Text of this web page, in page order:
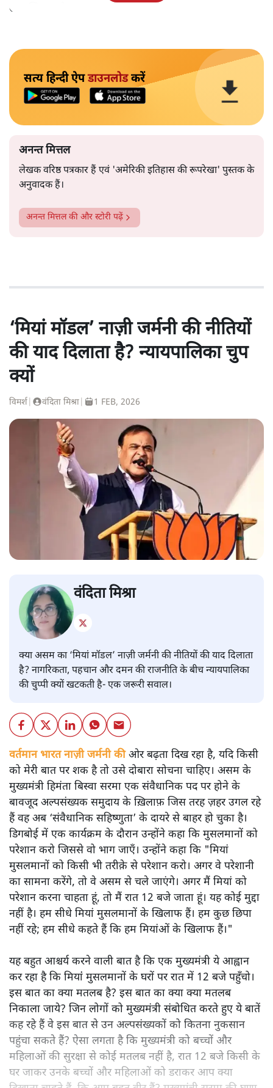
उपलब्धि बताने पर मजबूर होना पड़ा।
सत्य हिन्दी ऐपडाउनलोडकरें
अनन्त मित्तल
लेखक वरिष्ठ पत्रकार हैं एवं 'अमेरिकी इतिहास की रूपरेखा' पुस्तक के
अनुवादक हैं।
अनन्त मित्तलकी और स्टोरी पढ़ें
‘मियां मॉडल’ नाज़ी जर्मनी की नीतियों
की याद दिलाता है? न्यायपालिका चुप
क्यों
विमर्श वंदिता मिश्रा 1 FEB, 2026
वंदिता मिश्रा
क्या असम का ‘मियां मॉडल’ नाज़ी जर्मनी की नीतियों की याद दिलाता
है? नागरिकता, पहचान और दमन की राजनीति के बीच न्यायपालिका
की चुप्पी क्यों खटकती है- एक जरूरी सवाल।
वर्तमान भारत नाज़ी जर्मनी कीओर बढ़ता दिख रहा है, यदि किसी
को मेरी बात पर शक है तो उसे दोबारा सोचना चाहिए। असम के
मुख्यमंत्री हिमंता बिस्वा सरमा एक संवैधानिक पद पर होने के
बावजूद अल्पसंख्यक समुदाय के ख़िलाफ़ जिस तरह ज़हर उगल रहे
हैं वह अब ‘संवैधानिक सहिष्णुता’ के दायरे से बाहर हो चुका है।
डिगबोई में एक कार्यक्रम के दौरान उन्होंने कहा कि मुसलमानों को
परेशान करो जिससे वो भाग जाएँ। उन्होंने कहा कि "मियां
मुसलमानों को किसी भी तरीक़े से परेशान करो। अगर वे परेशानी
का सामना करेंगे, तो वे असम से चले जाएंगे। अगर मैं मियां को
परेशान करना चाहता हूं, तो मैं रात 12 बजे जाता हूं। यह कोई मुद्दा
नहीं है। हम सीधे मियां मुसलमानों के खिलाफ हैं। हम कुछ छिपा
नहीं रहे; हम सीधे कहते हैं कि हम मियांओं के खिलाफ हैं।"
यह बहुत आश्चर्य करने वाली बात है कि एक मुख्यमंत्री ये आह्वान
कर रहा है कि मियांं मुसलमानों के घरों पर रात में 12 बजे पहुँचो।
इस बात का क्या मतलब है? इस बात का क्या क्या मतलब
निकाला जाये? जिन लोगों को मुख्यमंत्री संबोधित करते हुए ये बातें
कह रहे हैं वे इस बात से उन अल्पसंख्यकों को कितना नुकसान
पहुंचा सकते हैं? ऐसा लगता है कि मुख्यमंत्री को बच्चों और
महिलाओं की सुरक्षा से कोई मतलब नहीं है, रात 12 बजे किसी के
घर जाकर उनके बच्चों और महिलाओं को डराकर आप क्या